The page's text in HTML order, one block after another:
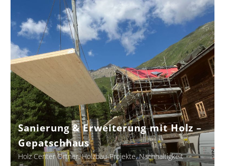
Holz
Gepatschhaus
Sanierung & Erweiterung mit Holz –
Gepatschhaus
Holz Center Ortner Holzbau-Projekte Nachhaltigkeit